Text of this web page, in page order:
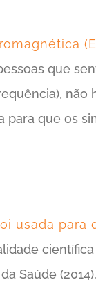
que
não
para que os
usada para
Saúde